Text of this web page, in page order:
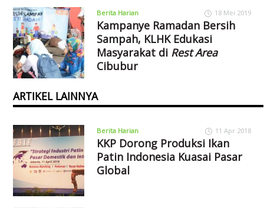
Berita Harian 18 Mei 2019
Kampanye Ramadan Bersih
Sampah, KLHK Edukasi
Masyarakat di Rest Area
Cibubur
ARTIKEL LAINNYA
Berita Harian 11 Apr 2018
KKP Dorong Produksi Ikan
Patin Indonesia Kuasai Pasar
Global